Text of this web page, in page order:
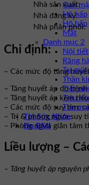
Gan
Hô hấp
Hô hấp
Mắt
Danh mục 2
Nội tiết
Răng
Tai mũi
Thần
Tiết
Tiêu
Tim
Tin Sức Khỏe
Đo BMI
Nhà sản xuất:
Nhà đăng ký:
Nhà phân phối:
Chỉ định:
– Các mức độ tăng
– Tăng huyết áp do
– Tăng huyết áp kèm
– Các mức độ suy tim:
– Trị & phòng ngừa suy
– Phòng ngừa giãn tâm
Liều lượng –
– Tăng huyết áp nguyên